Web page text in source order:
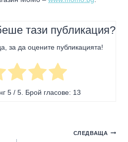
тази публикация?
за да оцените публикацията!
5/ 5. Брой гласове: 13
СЛЕДВАЩА